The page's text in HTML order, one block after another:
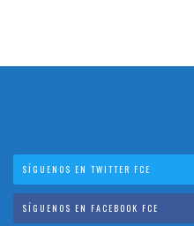
SÍGUENOS EN TWITTER FCE
SÍGUENOS EN FACEBOOK FCE